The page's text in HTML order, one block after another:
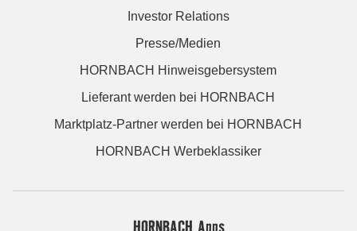
Investor Relations
Presse/Medien
HORNBACH Hinweisgebersystem
Lieferant werden bei HORNBACH
Marktplatz-Partner werden bei HORNBACH
HORNBACH Werbeklassiker
HORNBACH Apps